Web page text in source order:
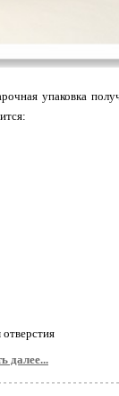
упаковка
далее...